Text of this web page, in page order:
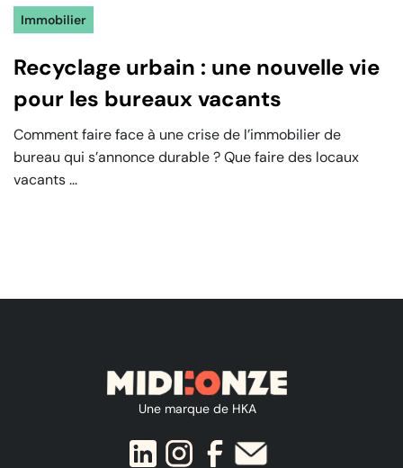
Immobilier
Recyclage urbain : une nouvelle vie
pour les bureaux vacants
Comment faire face à une crise de l’immobilier de
bureau qui s’annonce durable ? Que faire des locaux
vacants ...
Une marque de HKA